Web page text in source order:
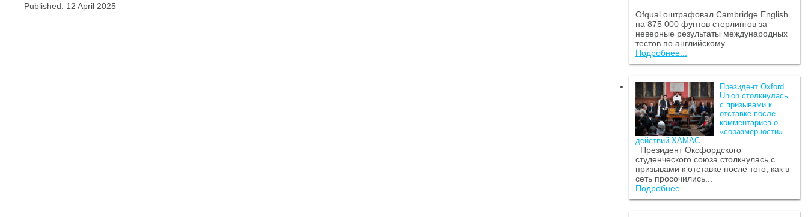
Published: 12 April 2025
Ofqual оштрафовал Cambridge English
на 875 000 фунтов стерлингов за
неверные результаты международных
тестов по английскому...
Подробнее...
Президент Oxford
Union столкнулась
с призывами к
отставке после
комментариев о
«соразмерности»
действий ХАМАС
Президент Оксфордского
студенческого союза столкнулась с
призывами к отставке после того, как в
сеть просочились...
Подробнее...